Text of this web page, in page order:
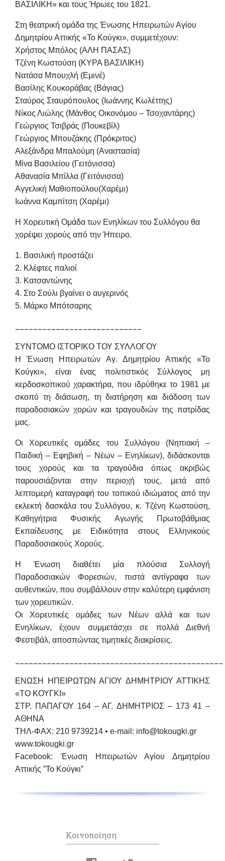
ΒΑΣΙΛΙΚΗ» και τους Ήρωες του 1821.
Στη θεατρική ομάδα της Ένωσης Ηπειρωτών Αγίου
Δημητρίου Αττικής «Το Κούγκι», συμμετέχουν:
Χρήστος Μπόλος (ΑΛΗ ΠΑΣΑΣ)
Τζένη Κωστούση (ΚΥΡΑ ΒΑΣΙΛΙΚΗ)
Νατάσα Μπουχλή (Εμινέ)
Βασίλης Κουκοράβας (Βάγιας)
Σταύρος Σταυρόπουλος (Ιωάννης Κωλέττης)
Νίκος Λιώλης (Μάνθος Οικονόμου – Τσοχαντάρης)
Γεώργιος Τσιβράς (Πουκεβίλ)
Γεώργιος Μπουζάκης (Πρόκριτος)
Αλεξάνδρα Μπαλούμη (Αναστασία)
Μίνα Βασιλείου (Γειτόνισσα)
Αθανασία Μπίλλα (Γειτόνισσα)
Αγγελική Μαθιοπούλου(Χαρέμι)
Ιωάννα Καμπίτση (Χαρέμι)
H Χορευτική Ομάδα των Ενηλίκων του Συλλόγου θα
χορέψει χορούς από την Ήπειρο.
1. Βασιλική προστάζει
2. Κλέφτες παλιοί
3. Κατσαντώνης
4. Στο Σούλι βγαίνει ο αυγερινός
5. Μάρκο Μπότσαρης
ΣΥΝΤΟΜΟ ΙΣΤΟΡΙΚΟ ΤΟΥ ΣΥΛΛΟΓΟΥ
Η Ένωση Ηπειρωτών Αγ. Δημητρίου Αττικής «Το
Κούγκι», είναι ένας πολιτιστικός Σύλλογος μη
κερδοσκοπικού χαρακτήρα, που ιδρύθηκε το 1981 με
σκοπό τη διάσωση, τη διατήρηση και διάδοση των
παραδοσιακών χορών και τραγουδιών της πατρίδας
μας.
Οι Χορευτικές ομάδες του Συλλόγου (Νηπιακή –
Παιδική – Εφηβική – Νέων – Ενηλίκων), διδάσκονται
τους χορούς και τα τραγούδια όπως ακριβώς
παρουσιάζονται στην περιοχή τους, μετά από
λεπτομερή καταγραφή του τοπικού ιδιώματος από την
εκλεκτή δασκάλα του Συλλόγου, κ. Τζένη Κωστούση,
Καθηγήτρια Φυσικής Αγωγής Πρωτοβάθμιας
Εκπαίδευσης με Ειδικότητα στους Ελληνικούς
Παραδοσιακούς Χορούς.
Η Ένωση διαθέτει μία πλούσια Συλλογή
Παραδοσιακών Φορεσιών, πιστά αντίγραφα των
αυθεντικών, που συμβάλλουν στην καλύτερη εμφάνιση
των χορευτικών.
Οι Χορευτικές ομάδες των Νέων αλλά και των
Ενηλίκων, έχουν συμμετάσχει σε πολλά Διεθνή
Φεστιβάλ, αποσπώντας τιμητικές διακρίσεις.
ΕΝΩΣΗ ΗΠΕΙΡΩΤΩΝ ΑΓΙΟΥ ΔΗΜΗΤΡΙΟΥ ΑΤΤΙΚΗΣ
«ΤΟ ΚΟΥΓΚΙ»
ΣΤΡ. ΠΑΠΑΓΟΥ 164 – ΑΓ. ΔΗΜΗΤΡΙΟΣ – 173 41 –
ΑΘΗΝΑ
ΤΗΛ-ΦΑΧ: 210 9739214 • e-mail: info@tokougki.gr
www.tokougki.gr
Facebook: Ένωση Ηπειρωτών Αγίου Δημητρίου
Αττικής ”Το Κούγκι”
Κοινοποίηση